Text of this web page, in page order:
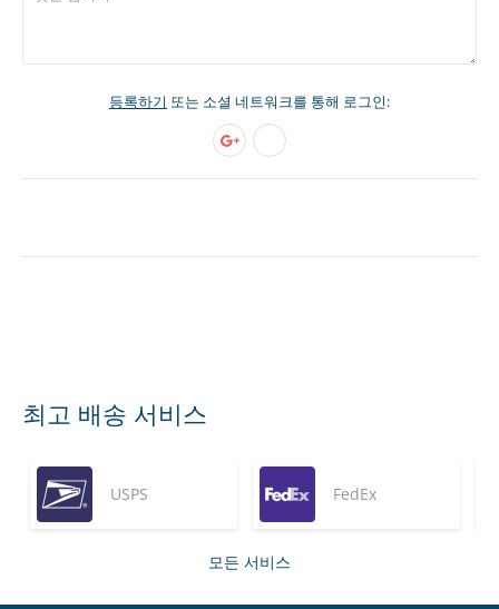
등록하기 또는 소셜 네트워크를 통해 로그인:
최고 배송 서비스
USPS FedEx
모든 서비스